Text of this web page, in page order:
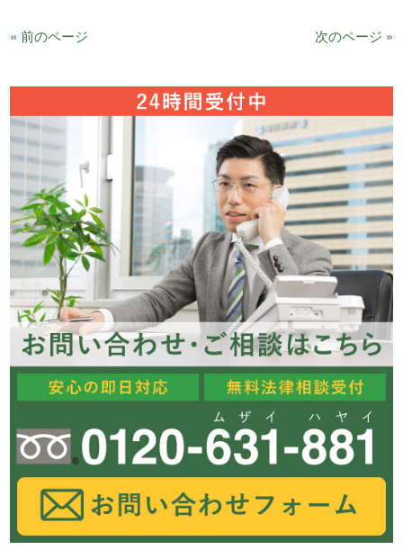
« 前のページ 次のページ »